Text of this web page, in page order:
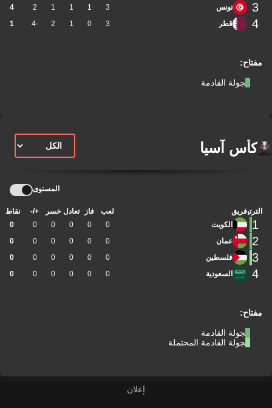
مفتاح:
الجولة القادمة
3 تونس 3
1
1
1
2
4
4 قطر 3
0
1
2
-4
1
كأس آسيا
المستوى
مفتاح:
الجولة القادمة
الجولة القادمة المحتملة
الترتيبفريق لعب فاز تعادل خسر +/- نقاط
1 الكويت 0
0
0
0
0
0
2 عمان 0
0
0
0
0
0
3 فلسطين 0
0
0
0
0
0
4 السعودية 0
0
0
0
0
0